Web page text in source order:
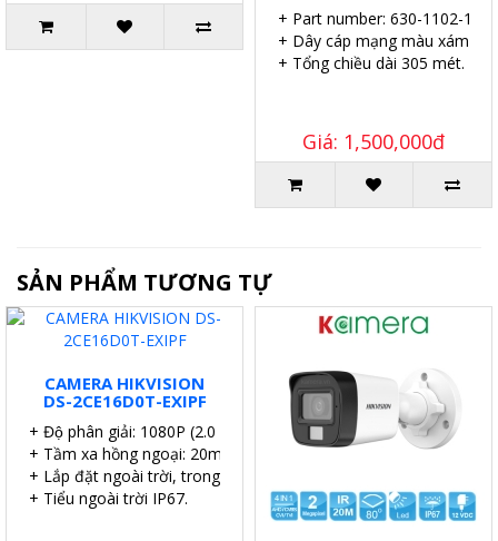
+ Part number: 630-1102-1
+ Dây cáp mạng màu xám.
+ Tổng chiều dài 305 mét.
Giá: 1,500,000đ
SẢN PHẨM TƯƠNG TỰ
CAMERA HIKVISION
DS-2CE16D0T-EXIPF
+ Độ phân giải: 1080P (2.0 MP).
+ Tầm xa hồng ngoại: 20m.
+ Lắp đặt ngoài trời, trong nhà.
+ Tiểu ngoài trời IP67.